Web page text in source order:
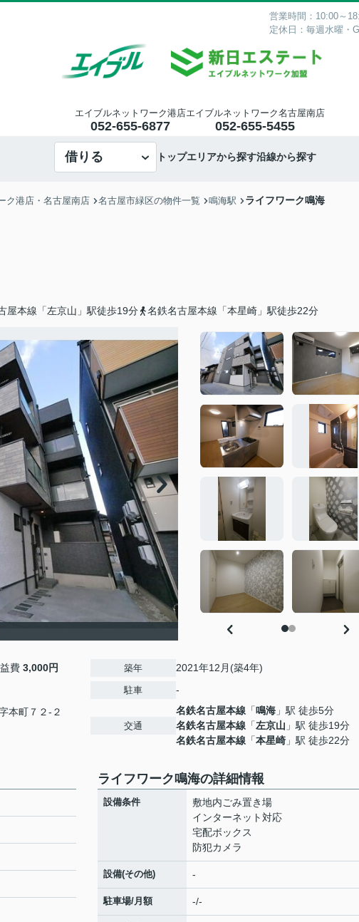
営業時間：10:00～
定休日：毎週水曜・
エイブルネットワーク港店
052-655-6877
エイブルネットワーク名古屋南店
052-655-5455
借りる トップエリアから探す沿線から探す
ク港店・名古屋南店 名古屋市緑区の物件一覧 鳴海駅 ライフワーク鳴海
屋本線「左京山」駅徒歩19分 名鉄名古屋本線「本星崎」駅徒歩22分
費 3,000円
本町７２-２
築年 2021年12月(築4年)
駐車 -
交通
名鉄名古屋本線 「鳴海 」駅 徒歩5分
名鉄名古屋本線 「左京山 」駅 徒歩19分
名鉄名古屋本線 「本星崎 」駅 徒歩22分
ライフワーク鳴海の詳細情報
設備条件
敷地内ごみ置き場
インターネット対応
宅配ボックス
防犯カメラ
設備(その他) -
駐車場/月額 -/-